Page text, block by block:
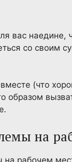
вас наедине,
со своим
(что
образом
на
рабочем